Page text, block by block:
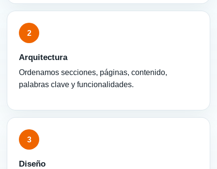
2
Arquitectura
Ordenamos secciones, páginas, contenido,
palabras clave y funcionalidades.
3
Diseño